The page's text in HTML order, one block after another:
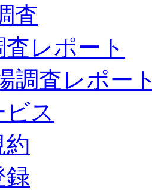
査
レポート
調査レポー
ス
約
録